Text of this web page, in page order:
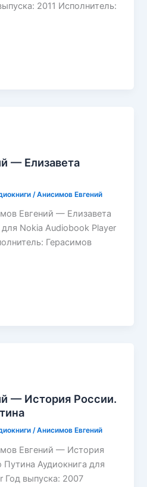
2011 Исполнитель:
— Елизавета
/Анисимов Евгений
Евгений — Елизавета
Nokia Audiobook Player
Герасимов
— История России.
/Анисимов Евгений
Евгений — История
Аудиокнига для
Год выпуска: 2007